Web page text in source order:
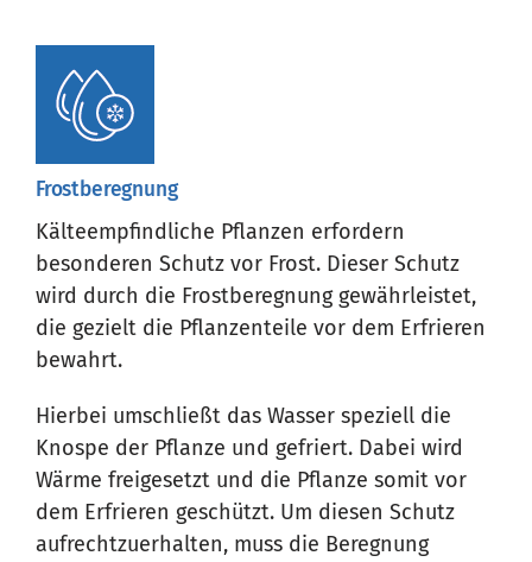
Frostberegnung
Kälteempfindliche Pflanzen erfordern
besonderen Schutz vor Frost. Dieser Schutz
wird durch die Frostberegnung gewährleistet,
die gezielt die Pflanzenteile vor dem Erfrieren
bewahrt.
Hierbei umschließt das Wasser speziell die
Knospe der Pflanze und gefriert. Dabei wird
Wärme freigesetzt und die Pflanze somit vor
dem Erfrieren geschützt. Um diesen Schutz
aufrechtzuerhalten, muss die Beregnung